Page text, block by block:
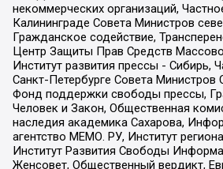
некоммерческих организаций,
Калининграде Совета Министров
Гражданское содействие,
Центр Защиты Прав Средств
Институт развития прессы - Сибирь,
Санкт-Петербурге Совета Министров
Фонд поддержки свободы прессы,
Человек и Закон, Общественная
наследия академика Сахарова,
агентство МЕМО. РУ, Институт
Институт Развития Свободы
Женсовет, Общественный вердикт,